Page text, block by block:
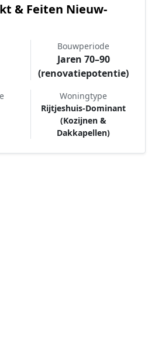
& Feiten Nieuw-
Bouwperiode
Jaren 70–90
(renovatiepotentie)
Woningtype
Rijtjeshuis-Dominant
(Kozijnen &
Dakkapellen)